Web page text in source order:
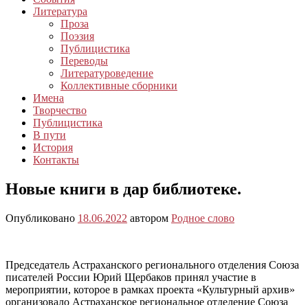
Литература
Проза
Поэзия
Публицистика
Переводы
Литературоведение
Коллективные сборники
Имена
Творчество
Публицистика
В пути
История
Контакты
Новые книги в дар библиотеке.
Опубликовано 18.06.2022 автором Родное слово
Председатель Астраханского регионального отделения Союза
писателей России Юрий Щербаков принял участие в
мероприятии, которое в рамках проекта «Культурный архив»
организовало Астраханское региональное отделение Союза